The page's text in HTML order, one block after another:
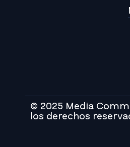
© 2025 Media
los derechos